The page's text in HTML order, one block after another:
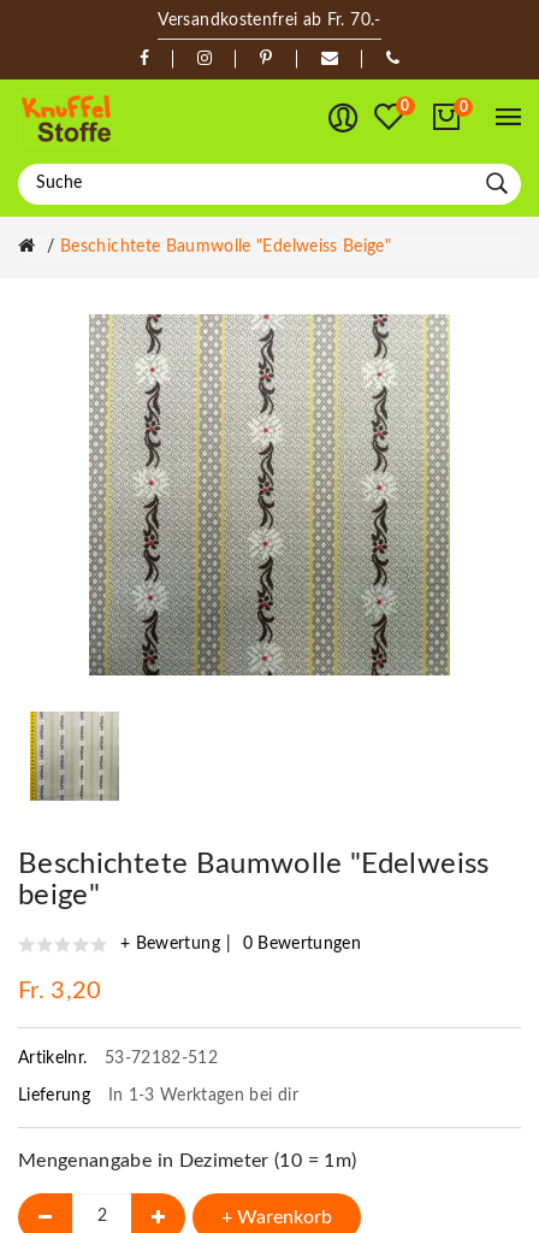
Versandkostenfrei ab Fr. 70.-
0 0
Beschichtete Baumwolle "Edelweiss Beige"
Beschichtete Baumwolle "Edelweiss
beige"
+ Bewertung 0 Bewertungen
Fr. 3,20
Artikelnr. 53-72182-512
Lieferung In 1-3 Werktagen bei dir
Mengenangabe in Dezimeter (10 = 1m)
+ Warenkorb